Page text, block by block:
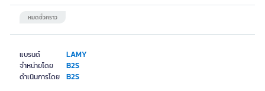
แบรนด์ LAMY
จำหน่ายโดย B2S
ดำเนินการโดย B2S
หมดชั่วคราว